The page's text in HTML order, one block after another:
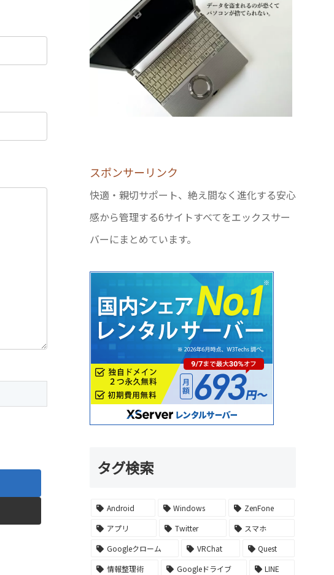
スポンサーリンク
快適・親切サポート、絶え間なく進化する安心
感から管理する6サイトすべてをエックスサー
バーにまとめています。
タグ検索
Android Windows
ZenFone
アプリ
Twitter
スマホ
Googleクローム
VRChat
Quest
情報整理術
Googleドライブ
LINE